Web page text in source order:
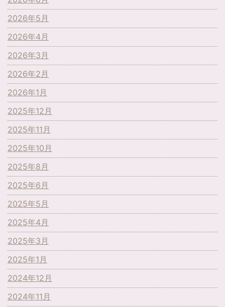
2026年5月
2026年4月
2026年3月
2026年2月
2026年1月
2025年12月
2025年11月
2025年10月
2025年8月
2025年6月
2025年5月
2025年4月
2025年3月
2025年1月
2024年12月
2024年11月